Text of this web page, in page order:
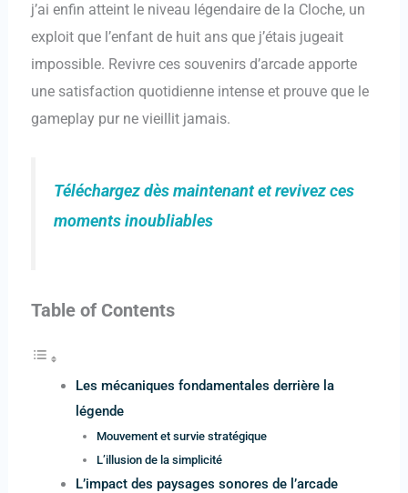
j’ai enfin atteint le niveau légendaire de la Cloche, un
exploit que l’enfant de huit ans que j’étais jugeait
impossible. Revivre ces souvenirs d’arcade apporte
une satisfaction quotidienne intense et prouve que le
gameplay pur ne vieillit jamais.
Téléchargez dès maintenant et revivez ces
moments inoubliables
Table of Contents
Les mécaniques fondamentales derrière la
légende
Mouvement et survie stratégique
L’illusion de la simplicité
L’impact des paysages sonores de l’arcade